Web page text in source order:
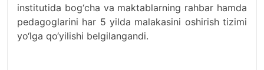
institutida bog‘cha va maktablarning rahbar hamda
pedagoglarini har 5 yilda malakasini oshirish tizimi
yo‘lga qo‘yilishi belgilangandi.